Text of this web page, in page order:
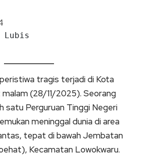
Lubis
tragis terjadi di Kota
(28/11/2025). Seorang
satu Perguruan Tinggi Negeri
meninggal dunia di area
tepat di bawah Jembatan
Kecamatan Lowokwaru.